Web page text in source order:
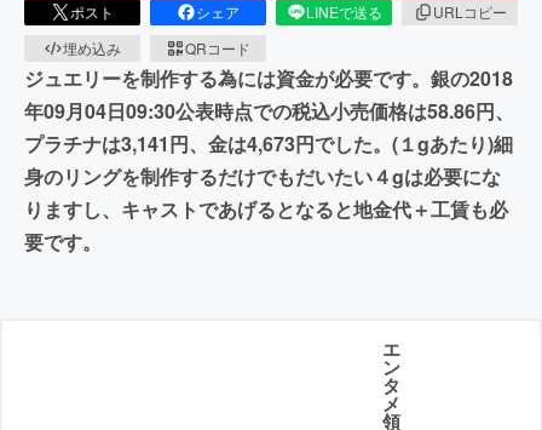
ポスト シェア LINEで送る
URLコピー
埋め込み
QRコード
ジュエリーを制作する為には資金が必要です。銀の2018
年09月04日09:30公表時点での税込小売価格は58.86円、
プラチナは3,141円、金は4,673円でした。(１gあたり)細
身のリングを制作するだけでもだいたい４gは必要にな
りますし、キャストであげるとなると地金代＋工賃も必
要です。
エ
ン
タ
メ
領